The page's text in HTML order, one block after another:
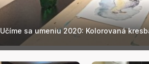
Učíme sa umeniu 2020: Kolorovaná